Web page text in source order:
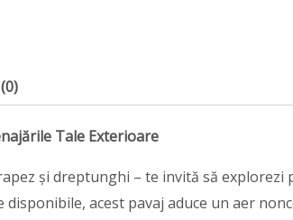
Tale Exterioare
și dreptunghi – te invită să
disponibile, acest pavaj aduce un aer